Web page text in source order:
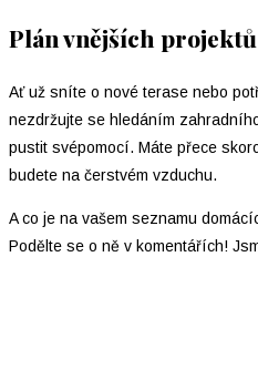
Plán vnějších projektů
Ať už sníte o nové terase nebo
nezdržujte se hledáním
pustit svépomocí. Máte přece
budete na čerstvém vzduchu.
A co je na vašem seznamu
Podělte se o ně v komentářích!